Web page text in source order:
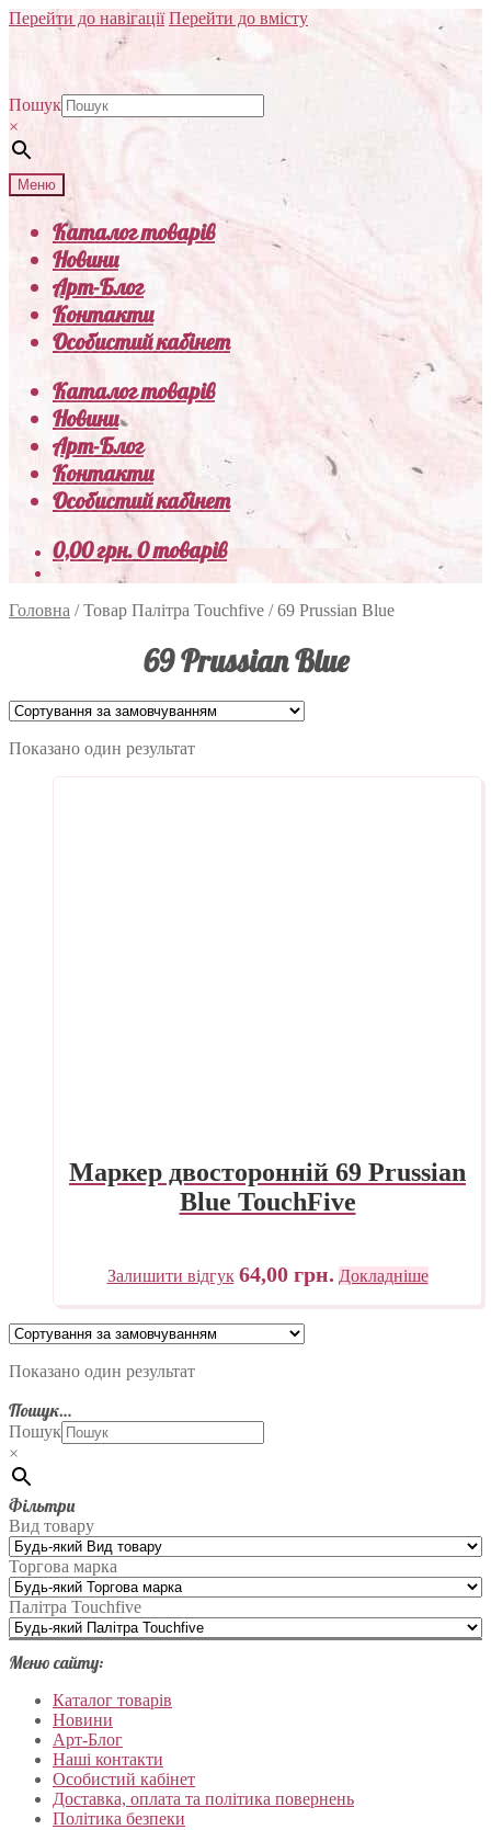
Перейти до навігації Перейти до вмісту
Пошук
×
Меню
Каталог товарів
Новини
Арт-Блог
Контакти
Особистий кабінет
Каталог товарів
Новини
Арт-Блог
Контакти
Особистий кабінет
0,00грн.0 товарів
Головна /Товар Палітра Touchfive /69 Prussian Blue
69 Prussian Blue
Показано один результат
Маркер двосторонній 69 Prussian
Blue TouchFive
Залишити відгук 64,00 грн. Докладніше
Показано один результат
Пошук…
Пошук
×
Фільтри
Вид товару
Торгова марка
Палітра Touchfive
Меню сайту:
Каталог товарів
Новини
Арт-Блог
Наші контакти
Особистий кабінет
Доставка, оплата та політика повернень
Політика безпеки